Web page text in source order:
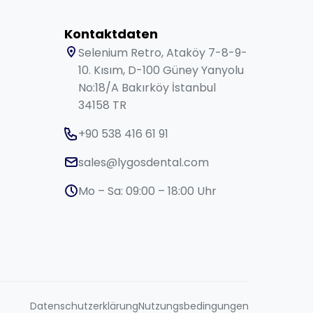
Kontaktdaten
Selenium Retro, Ataköy 7-8-9-
10. Kısım, D-100 Güney Yanyolu
No:18/A Bakırköy İstanbul
34158 TR
+90 538 416 61 91
sales@lygosdental.com
Mo – Sa: 09:00 – 18:00 Uhr
DatenschutzerklärungNutzungsbedingungen